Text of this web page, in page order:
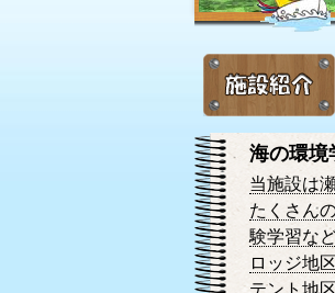
海の環境
当施設は
たくさん
験学習な
ロッジ地
テント地